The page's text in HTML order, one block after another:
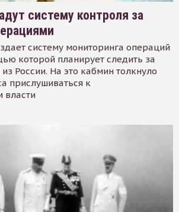
систему контроля за
систему мониторинга операций
которой планирует следить за
России. На это кабмин толкнуло
прислушиваться к
власти